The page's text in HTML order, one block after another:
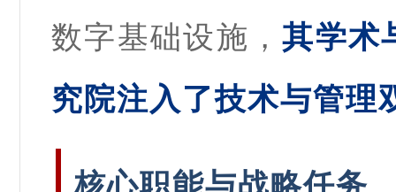
数字基础设施，其学术
究院注入了技术与管理